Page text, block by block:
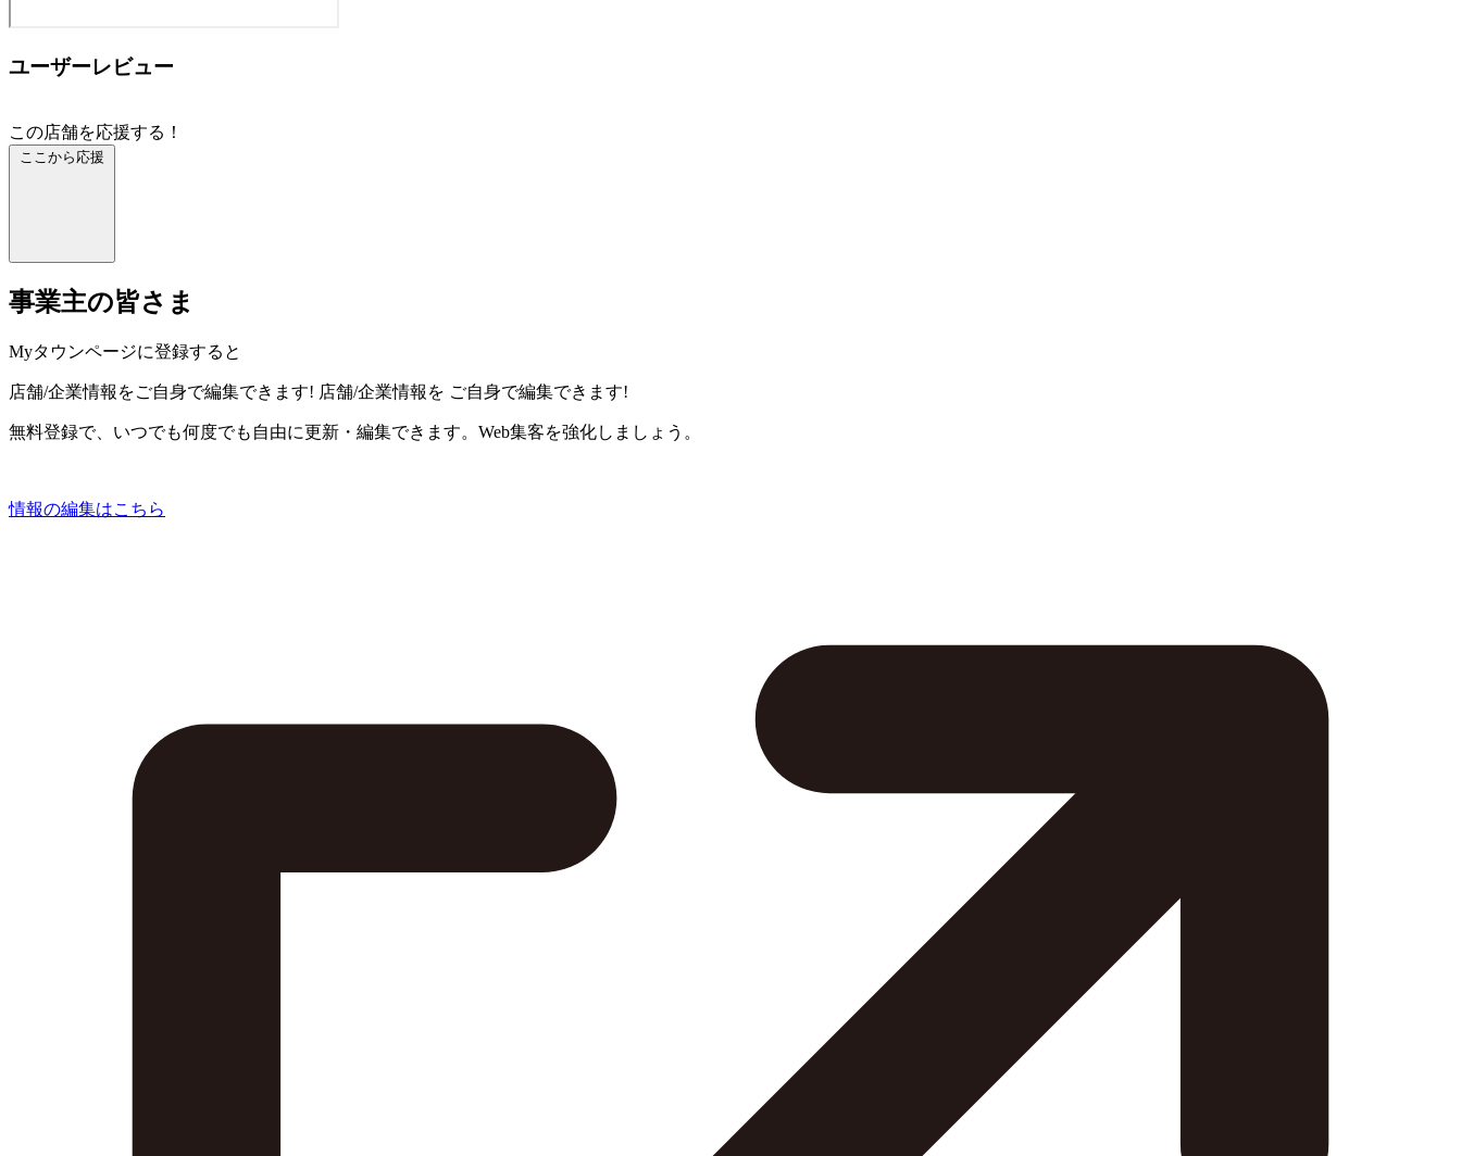
ユーザーレビュー
この店舗を応援する！
ここから応援
事業主の皆さま
Myタウンページに登録すると
店舗/企業情報をご自身で編集できます! 店舗/企業情報を ご自身で編集できます!
無料登録で、いつでも何度でも自由に更新・編集できます。Web集客を強化しましょう。
情報の編集はこちら